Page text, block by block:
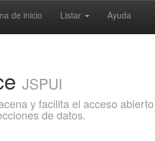
de inicio Listar Ayuda
JSPUI
y facilita el acceso
de datos.